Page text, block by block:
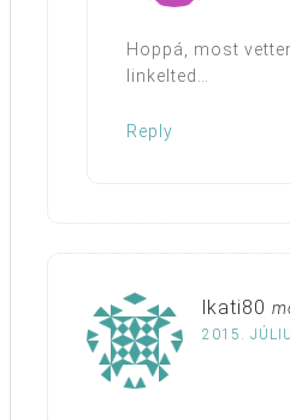
Hoppá, most
linkelted…
Reply
lkati80
2015.